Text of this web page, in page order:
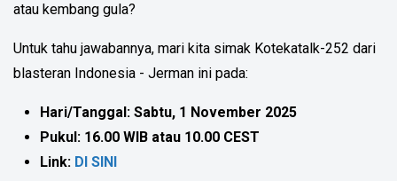
atau kembang gula?
Untuk tahu jawabannya, mari kita simak Kotekatalk-252 dari
blasteran Indonesia - Jerman ini pada:
Hari/Tanggal: Sabtu, 1 November 2025
Pukul: 16.00 WIB atau 10.00 CEST
Link: DI SINI